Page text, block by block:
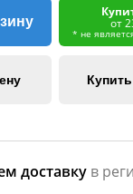
от
* не
доставку в